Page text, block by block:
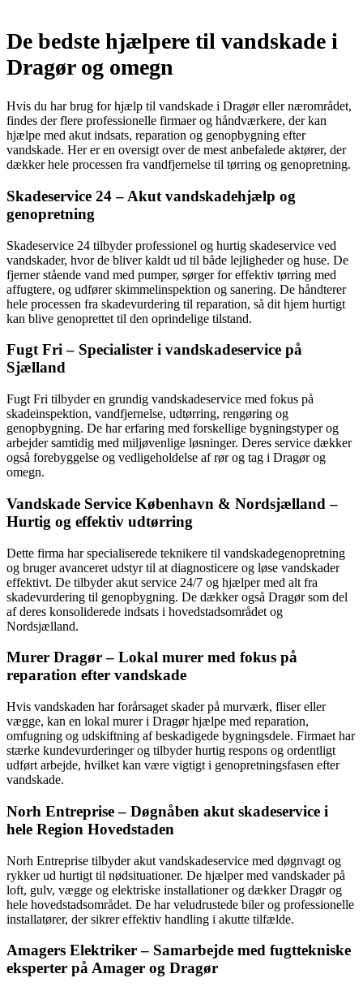
De bedste hjælpere til vandskade i
Dragør og omegn
Hvis du har brug for hjælp til vandskade i Dragør eller nærområdet,
findes der flere professionelle firmaer og håndværkere, der kan
hjælpe med akut indsats, reparation og genopbygning efter
vandskade. Her er en oversigt over de mest anbefalede aktører, der
dækker hele processen fra vandfjernelse til tørring og genopretning.
Skadeservice 24 – Akut vandskadehjælp og
genopretning
Skadeservice 24 tilbyder professionel og hurtig skadeservice ved
vandskader, hvor de bliver kaldt ud til både lejligheder og huse. De
fjerner stående vand med pumper, sørger for effektiv tørring med
affugtere, og udfører skimmelinspektion og sanering. De håndterer
hele processen fra skadevurdering til reparation, så dit hjem hurtigt
kan blive genoprettet til den oprindelige tilstand.
Fugt Fri – Specialister i vandskadeservice på
Sjælland
Fugt Fri tilbyder en grundig vandskadeservice med fokus på
skadeinspektion, vandfjernelse, udtørring, rengøring og
genopbygning. De har erfaring med forskellige bygningstyper og
arbejder samtidig med miljøvenlige løsninger. Deres service dækker
også forebyggelse og vedligeholdelse af rør og tag i Dragør og
omegn.
Vandskade Service København & Nordsjælland –
Hurtig og effektiv udtørring
Dette firma har specialiserede teknikere til vandskadegenopretning
og bruger avanceret udstyr til at diagnosticere og løse vandskader
effektivt. De tilbyder akut service 24/7 og hjælper med alt fra
skadevurdering til genopbygning. De dækker også Dragør som del
af deres konsoliderede indsats i hovedstadsområdet og
Nordsjælland.
Murer Dragør – Lokal murer med fokus på
reparation efter vandskade
Hvis vandskaden har forårsaget skader på murværk, fliser eller
vægge, kan en lokal murer i Dragør hjælpe med reparation,
omfugning og udskiftning af beskadigede bygningsdele. Firmaet har
stærke kundevurderinger og tilbyder hurtig respons og ordentligt
udført arbejde, hvilket kan være vigtigt i genopretningsfasen efter
vandskade.
Norh Entreprise – Døgnåben akut skadeservice i
hele Region Hovedstaden
Norh Entreprise tilbyder akut vandskadeservice med døgnvagt og
rykker ud hurtigt til nødsituationer. De hjælper med vandskader på
loft, gulv, vægge og elektriske installationer og dækker Dragør og
hele hovedstadsområdet. De har veludrustede biler og professionelle
installatører, der sikrer effektiv handling i akutte tilfælde.
Amagers Elektriker – Samarbejde med fugttekniske
eksperter på Amager og Dragør